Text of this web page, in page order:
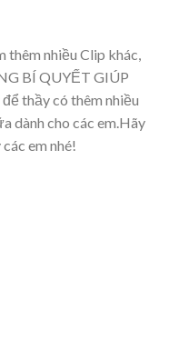
thêm nhiều Clip khác,
BÍ QUYẾT GIÚP
thầy có thêm nhiều
dành cho các em.Hãy
em nhé!